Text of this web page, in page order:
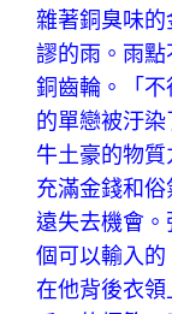
雜著銅臭味
謬的雨。雨
銅齒輪。「
的單戀被汙
牛土豪的物
充滿金錢和俗
遠失去機會
個可以輸入
在他背後衣